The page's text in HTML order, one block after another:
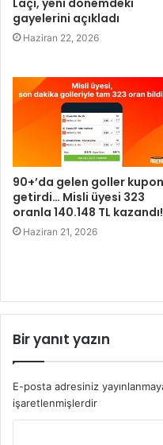
gayelerini açıkladı
Haziran 22, 2026
90+’da gelen goller
getirdi… Misli üyesi 323
oranla 140.148 TL kazandı!
Haziran 21, 2026
Bir yanıt yazın
E-posta adresiniz
işaretlenmişlerdir